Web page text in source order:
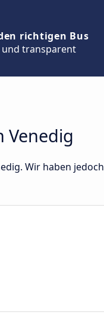
richtigen Bus
und transparent
Venedig
Wir haben jedoch